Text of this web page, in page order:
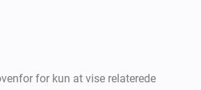
for kun at vise relaterede